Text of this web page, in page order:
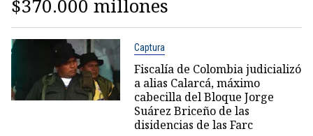
$370.000 millones
Captura
Fiscalía de Colombia judicializó
a alias Calarcá, máximo
cabecilla del Bloque Jorge
Suárez Briceño de las
disidencias de las Farc